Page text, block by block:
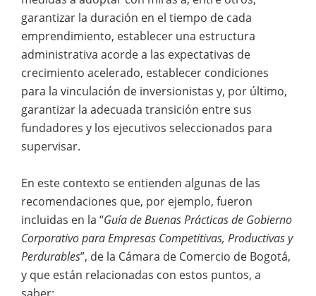
garantizar la duración en el tiempo de cada
emprendimiento, establecer una estructura
administrativa acorde a las expectativas de
crecimiento acelerado, establecer condiciones
para la vinculación de inversionistas y, por último,
garantizar la adecuada transición entre sus
fundadores y los ejecutivos seleccionados para
supervisar.
En este contexto se entienden algunas de las
recomendaciones que, por ejemplo, fueron
incluidas en la “Guía de Buenas Prácticas de Gobierno
Corporativo para Empresas Competitivas, Productivas y
Perdurables”, de la Cámara de Comercio de Bogotá,
y que están relacionadas con estos puntos, a
saber: